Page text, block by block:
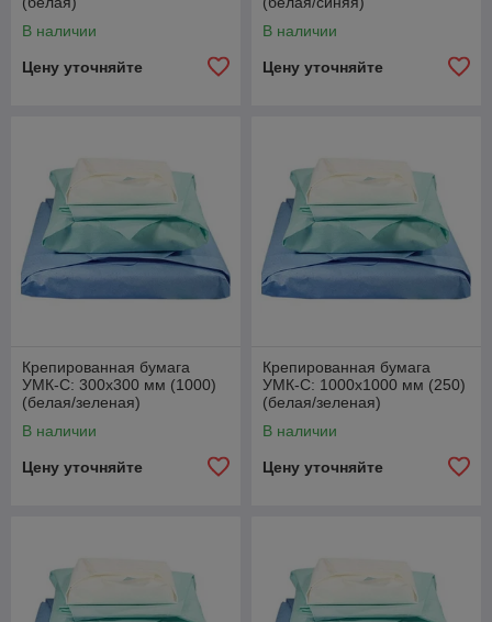
В наличии
Цену уточняйте
В наличии
Цену уточняйте
Крепированная бумага
УМК-С: 300х300 мм (1000)
(белая/зеленая)
В наличии
Цену уточняйте
Крепированная бумага
УМК-С: 1000х1000 мм (250)
(белая/зеленая)
В наличии
Цену уточняйте